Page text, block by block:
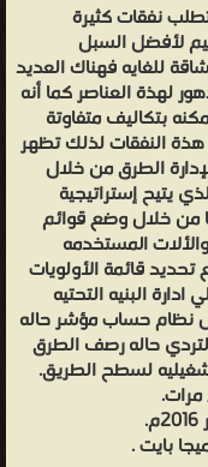
نفقات كثيرة
لأفضل السبل
للغايه فهناك العديد
لهذة العناصر كما أنه
بتكاليف متفاوتة
هذة النفقات لذلك تظهر
الطرق من خلال
يتيح إستراتيجية
من خلال وضع قوائم
المستخدمه
قائمة الأولويات
البنيه التحتيه
نظام حساب مؤشر حاله
حاله رصف الطرق
لسطح الطريق.